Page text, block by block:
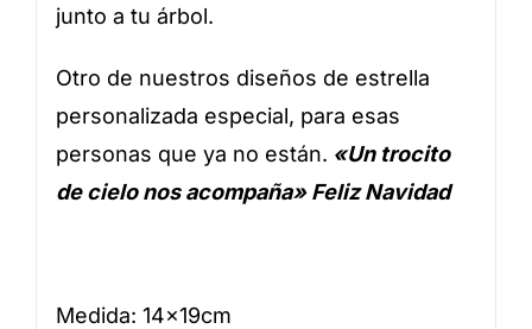
junto a tu árbol.
Otro de nuestros diseños de estrella
personalizada especial, para esas
personas que ya no están. «Un trocito
de cielo nos acompaña» Feliz Navidad
Medida: 14x19cm